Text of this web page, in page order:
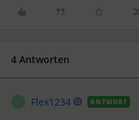
4 Antworten
Flex1234 ANTWORT